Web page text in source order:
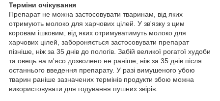
Терміни очікування
Препарат не можна застосовувати тваринам, від яких
отримують молоко для харчових цілей. У зв'язку з цим
коровам ішковим, від яких отримуватимуть молоко для
харчових цілей, забороняється застосовувати препарат
пізніше, ніж за 35 днів до пологів. Забій великої рогатої худоби
та овець на м'ясо дозволено не раніше, ніж за 35 днів після
останнього введення препарату. У разі вимушеного убою
тварин раніше зазначених термінів продукти збою можна
використовувати для годування пушних звірів.